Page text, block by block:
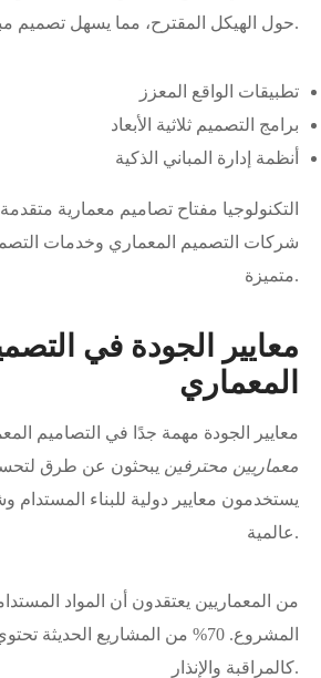
حول الهيكل المقترح، مما يسهل تصميم مباني مستدامة.
تطبيقات الواقع المعزز
برامج التصميم ثلاثية الأبعاد
أنظمة إدارة المباني الذكية
التكنولوجيا مفتاح تصاميم معمارية
شركات التصميم المعماري وخدمات
متميزة.
معايير الجودة في
المعماري
معايير الجودة مهمة جدًا في التصاميم
معماريين محترفين يبحثون عن طرق
يستخدمون معايير دولية للبناء المستدام
عالمية.
المشروع. 70% من المشاريع
كالمراقبة والإنذار.